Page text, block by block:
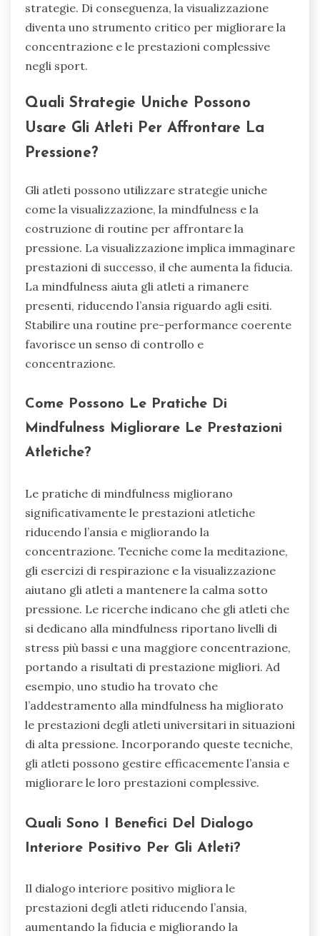
strategie. Di conseguenza, la visualizzazione
diventa uno strumento critico per migliorare la
concentrazione e le prestazioni complessive
negli sport.
Quali Strategie Uniche Possono
Usare Gli Atleti Per Affrontare La
Pressione?
Gli atleti possono utilizzare strategie uniche
come la visualizzazione, la mindfulness e la
costruzione di routine per affrontare la
pressione. La visualizzazione implica immaginare
prestazioni di successo, il che aumenta la fiducia.
La mindfulness aiuta gli atleti a rimanere
presenti, riducendo l’ansia riguardo agli esiti.
Stabilire una routine pre-performance coerente
favorisce un senso di controllo e
concentrazione.
Come Possono Le Pratiche Di
Mindfulness Migliorare Le Prestazioni
Atletiche?
Le pratiche di mindfulness migliorano
significativamente le prestazioni atletiche
riducendo l’ansia e migliorando la
concentrazione. Tecniche come la meditazione,
gli esercizi di respirazione e la visualizzazione
aiutano gli atleti a mantenere la calma sotto
pressione. Le ricerche indicano che gli atleti che
si dedicano alla mindfulness riportano livelli di
stress più bassi e una maggiore concentrazione,
portando a risultati di prestazione migliori. Ad
esempio, uno studio ha trovato che
l’addestramento alla mindfulness ha migliorato
le prestazioni degli atleti universitari in situazioni
di alta pressione. Incorporando queste tecniche,
gli atleti possono gestire efficacemente l’ansia e
migliorare le loro prestazioni complessive.
Quali Sono I Benefici Del Dialogo
Interiore Positivo Per Gli Atleti?
Il dialogo interiore positivo migliora le
prestazioni degli atleti riducendo l’ansia,
aumentando la fiducia e migliorando la